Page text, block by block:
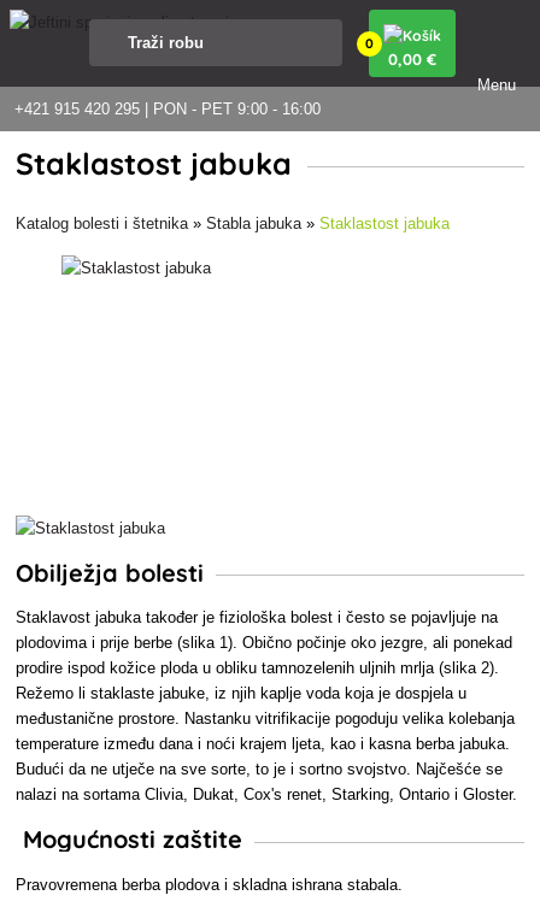
+421 915 420 295 | PON - PET 9:00 - 16:00
0
0,00 €
Menu
Staklastost jabuka
Katalog bolesti i štetnika »Stabla jabuka »Staklastost jabuka
Obilježja bolesti
Staklavost jabuka također je fiziološka bolest i često se pojavljuje na
plodovima i prije berbe (slika 1). Obično počinje oko jezgre, ali ponekad
prodire ispod kožice ploda u obliku tamnozelenih uljnih mrlja (slika 2).
Režemo li staklaste jabuke, iz njih kaplje voda koja je dospjela u
međustanične prostore. Nastanku vitrifikacije pogoduju velika kolebanja
temperature između dana i noći krajem ljeta, kao i kasna berba jabuka.
Budući da ne utječe na sve sorte, to je i sortno svojstvo. Najčešće se
nalazi na sortama Clivia, Dukat, Cox's renet, Starking, Ontario i Gloster.
Mogućnosti zaštite
Pravovremena berba plodova i skladna ishrana stabala.